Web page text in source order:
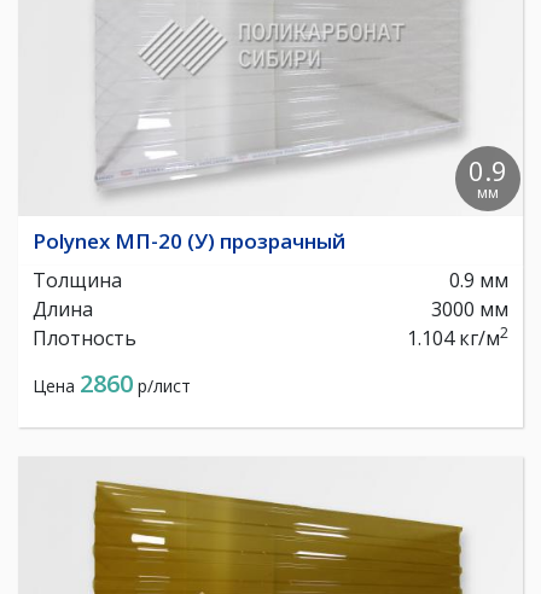
0.9
мм
Polynex МП-20 (У) прозрачный
Толщина
0.9 мм
Длина
3000 мм
Плотность
1.104 кг/м2
Цена 2860 р/лист